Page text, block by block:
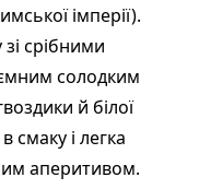
імперії).
срібними
солодким
й білої
смаку і легка
аперитивом.